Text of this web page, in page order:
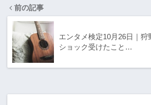
前の記事
エンタメ検定10月26日｜狩
ショック受けたこと…